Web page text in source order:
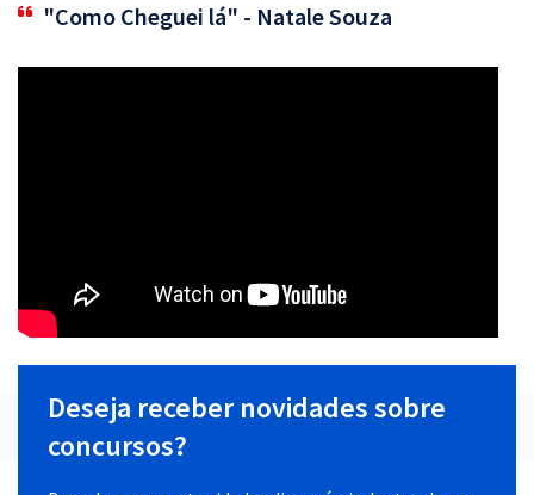
"Como Cheguei lá" - Natale Souza
Deseja receber novidades sobre
concursos?